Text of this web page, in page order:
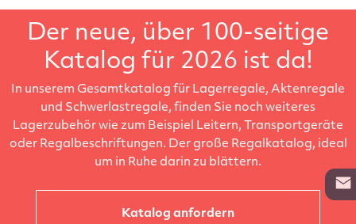
Der neue, über 100-seitige
Katalog für 2026 ist da!
In unserem Gesamtkatalog für Lagerregale, Aktenregale
und Schwerlastregale, finden Sie noch weiteres
Lagerzubehör wie zum Beispiel Leitern, Transportgeräte
oder Regalbeschriftungen. Der große Regalkatalog, ideal
um in Ruhe darin zu blättern.
Katalog anfordern